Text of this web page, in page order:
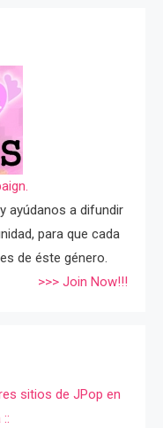
ayúdanos a difundir
para que cada
de éste género.
>>> Join Now!!!